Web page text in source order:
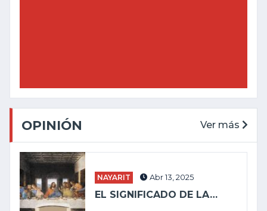
OPINIÓN Ver más
NAYARIT Abr 13, 2025
EL SIGNIFICADO DE LA…